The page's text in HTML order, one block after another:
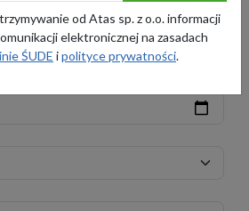
od Atas sp. z o.o. informacji
elektronicznej na zasadach
ŚUDE ipolityce prywatności.